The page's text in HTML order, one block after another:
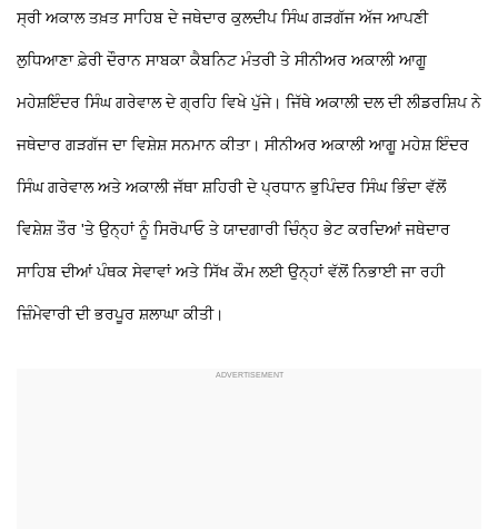
ਸ੍ਰੀ ਅਕਾਲ ਤਖ਼ਤ ਸਾਹਿਬ ਦੇ ਜਥੇਦਾਰ ਕੁਲਦੀਪ ਸਿੰਘ ਗੜਗੱਜ ਅੱਜ ਆਪਣੀ
ਲੁਧਿਆਣਾ ਫ਼ੇਰੀ ਦੌਰਾਨ ਸਾਬਕਾ ਕੈਬਨਿਟ ਮੰਤਰੀ ਤੇ ਸੀਨੀਅਰ ਅਕਾਲੀ ਆਗੂ
ਮਹੇਸ਼ਇੰਦਰ ਸਿੰਘ ਗਰੇਵਾਲ ਦੇ ਗ੍ਰਹਿ ਵਿਖੇ ਪੁੱਜੇ। ਜਿੱਥੇ ਅਕਾਲੀ ਦਲ ਦੀ ਲੀਡਰਸ਼ਿਪ ਨੇ
ਜਥੇਦਾਰ ਗੜਗੱਜ ਦਾ ਵਿਸ਼ੇਸ਼ ਸਨਮਾਨ ਕੀਤਾ। ਸੀਨੀਅਰ ਅਕਾਲੀ ਆਗੂ ਮਹੇਸ਼ ਇੰਦਰ
ਸਿੰਘ ਗਰੇਵਾਲ ਅਤੇ ਅਕਾਲੀ ਜੱਥਾ ਸ਼ਹਿਰੀ ਦੇ ਪ੍ਰਧਾਨ ਭੁਪਿੰਦਰ ਸਿੰਘ ਭਿੰਦਾ ਵੱਲੋਂ
ਵਿਸ਼ੇਸ਼ ਤੌਰ 'ਤੇ ਉਨ੍ਹਾਂ ਨੂੰ ਸਿਰੋਪਾਓ ਤੇ ਯਾਦਗਾਰੀ ਚਿੰਨ੍ਹ ਭੇਟ ਕਰਦਿਆਂ ਜਥੇਦਾਰ
ਸਾਹਿਬ ਦੀਆਂ ਪੰਥਕ ਸੇਵਾਵਾਂ ਅਤੇ ਸਿੱਖ ਕੌਮ ਲਈ ਉਨ੍ਹਾਂ ਵੱਲੋਂ ਨਿਭਾਈ ਜਾ ਰਹੀ
ਜ਼ਿੰਮੇਵਾਰੀ ਦੀ ਭਰਪੂਰ ਸ਼ਲਾਘਾ ਕੀਤੀ।